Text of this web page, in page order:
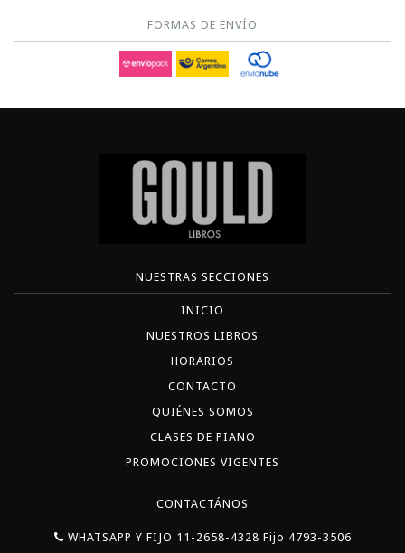
FORMAS DE ENVÍO
NUESTRAS SECCIONES
INICIO
NUESTROS LIBROS
HORARIOS
CONTACTO
QUIÉNES SOMOS
CLASES DE PIANO
PROMOCIONES VIGENTES
CONTACTÁNOS
WHATSAPP Y FIJO 11-2658-4328 Fijo 4793-3506